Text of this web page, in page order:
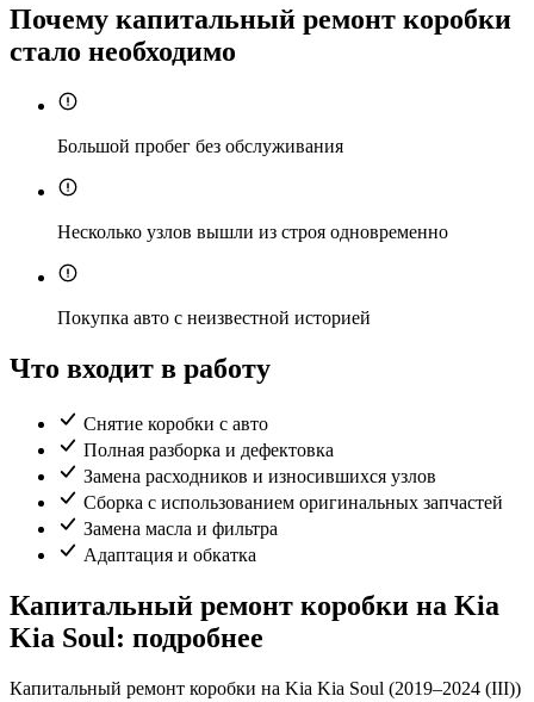
Почему капитальный ремонт коробки
стало необходимо
Большой пробег без обслуживания
Несколько узлов вышли из строя одновременно
Покупка авто с неизвестной историей
Что входит в работу
Снятие коробки с авто
Полная разборка и дефектовка
Замена расходников и износившихся узлов
Сборка с использованием оригинальных запчастей
Замена масла и фильтра
Адаптация и обкатка
Капитальный ремонт коробки на Kia
Kia Soul: подробнее
Капитальный ремонт коробки на Kia Kia Soul (2019–2024 (III))